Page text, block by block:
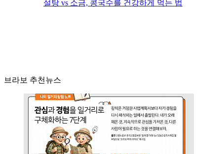
설탕 vs 소금, 콩국수를 건강하게 먹는 법
브라보 추천뉴스